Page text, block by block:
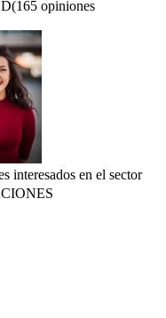
(165 opiniones
interesados en el sector